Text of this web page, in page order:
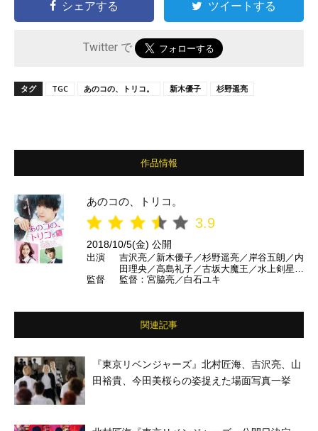
シェアする ツイートする
Twitter で
タグ TGC あのコの、トリコ。 新木優子 杉野遥亮
作品情報
あのコの、トリコ。
3.9
2018/10/5(金) 公開
出演
吉沢亮／新木優子／杉野遥亮／岸谷五朗／内
田理央／高島礼子／古坂大魔王／水上剣星／
大幡しえり ほか
監督 監督：宮脇亮／白石ユキ
関連記事
『東京リベンジャーズ』北村匠海、吉沢亮、山
田裕貴、今田美桜らの姿捉えた場面写真一挙